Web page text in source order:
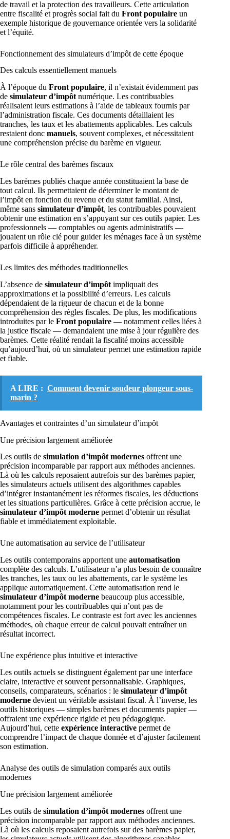
de travail et la protection des travailleurs. Cette articulation
entre fiscalité et progrès social fait du Front populaire un
exemple historique de gouvernance orientée vers la solidarité
et l’équité.
Fonctionnement des simulateurs d’impôt de cette époque
Des calculs essentiellement manuels
À l’époque du Front populaire, il n’existait évidemment pas
de simulateur d’impôt numérique. Les contribuables
réalisaient leurs estimations à l’aide de tableaux fournis par
l’administration fiscale. Ces documents détaillaient les
tranches, les taux et les abattements applicables. Les calculs
restaient donc manuels, souvent complexes, et nécessitaient
une compréhension précise du barème en vigueur.
Le rôle central des barèmes fiscaux
Les barèmes publiés chaque année constituaient la base de
tout calcul. Ils permettaient de déterminer le montant de
l’impôt en fonction du revenu et du statut familial. Ainsi,
même sans simulateur d’impôt, les contribuables pouvaient
obtenir une estimation en s’appuyant sur ces outils papier. Les
professionnels — comptables ou agents administratifs —
jouaient un rôle clé pour guider les ménages face à un système
parfois difficile à appréhender.
Les limites des méthodes traditionnelles
L’absence de simulateur d’impôt impliquait des
approximations et la possibilité d’erreurs. Les calculs
dépendaient de la rigueur de chacun et de la bonne
compréhension des règles fiscales. De plus, les modifications
introduites par le Front populaire — notamment celles liées à
la justice fiscale — demandaient une mise à jour régulière des
barèmes. Cette réalité rendait la fiscalité moins accessible
qu’aujourd’hui, où un simulateur permet une estimation rapide
et fiable.
A LIRE : Comment devenir soudeur plongeur sous-
marin ?
Avantages et contraintes d’un simulateur d’impôt
Une précision largement améliorée
Les outils de simulation d’impôt modernes offrent une
précision incomparable par rapport aux méthodes anciennes.
Là où les calculs reposaient autrefois sur des barèmes papier,
les simulateurs actuels utilisent des algorithmes capables
d’intégrer instantanément les réformes fiscales, les déductions
et les situations particulières. Grâce à cette précision accrue, le
simulateur d’impôt moderne permet d’obtenir un résultat
fiable et immédiatement exploitable.
Une automatisation au service de l’utilisateur
Les outils contemporains apportent une automatisation
complète des calculs. L’utilisateur n’a plus besoin de connaître
les tranches, les taux ou les abattements, car le système les
applique automatiquement. Cette automatisation rend le
simulateur d’impôt moderne beaucoup plus accessible,
notamment pour les contribuables qui n’ont pas de
compétences fiscales. Le contraste est fort avec les anciennes
méthodes, où chaque erreur de calcul pouvait entraîner un
résultat incorrect.
Une expérience plus intuitive et interactive
Les outils actuels se distinguent également par une interface
claire, interactive et souvent personnalisable. Graphiques,
conseils, comparateurs, scénarios : le simulateur d’impôt
moderne devient un véritable assistant fiscal. À l’inverse, les
outils historiques — simples barèmes et documents papier —
offraient une expérience rigide et peu pédagogique.
Aujourd’hui, cette expérience interactive permet de
comprendre l’impact de chaque donnée et d’ajuster facilement
son estimation.
Analyse des outils de simulation comparés aux outils
modernes
Une précision largement améliorée
Les outils de simulation d’impôt modernes offrent une
précision incomparable par rapport aux méthodes anciennes.
Là où les calculs reposaient autrefois sur des barèmes papier,